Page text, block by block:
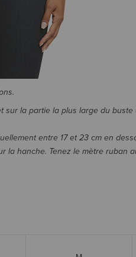
la partie la plus large du
entre 17 et 23 cm en
hanche. Tenez le mètre